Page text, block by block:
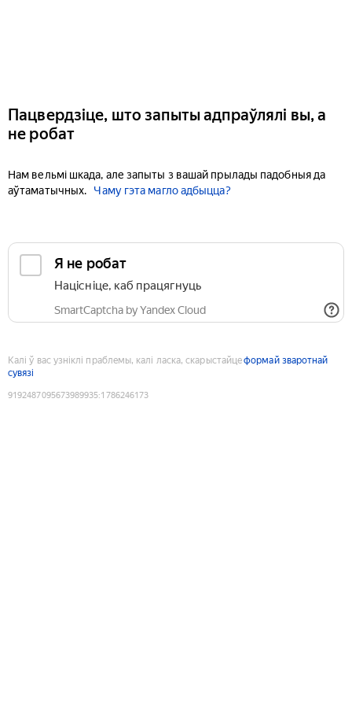
Пацвердзіце, што запыты адпраўлялі вы, а
не робат
Нам вельмі шкада, але запыты з вашай прылады падобныя да
аўтаматычных.
Чаму гэта магло адбыцца?
Я не робат
Націсніце, каб працягнуць
SmartCaptcha by Yandex Cloud
Калі ў вас узніклі праблемы, калі ласка, скарыстайцеформай зваротнай
сувязі
9192487095673989935:1786246173